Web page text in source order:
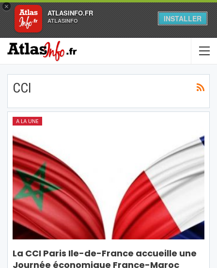
×
ATLASINFO.FR
ATLASINFO INSTALLER
CCI
A LA UNE
La CCI Paris Ile-de-France accueille une
Journée économique France-Maroc